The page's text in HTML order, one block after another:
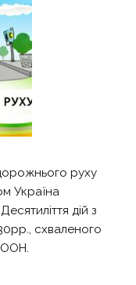
руху
Україна
дій з
схваленого
ООН.